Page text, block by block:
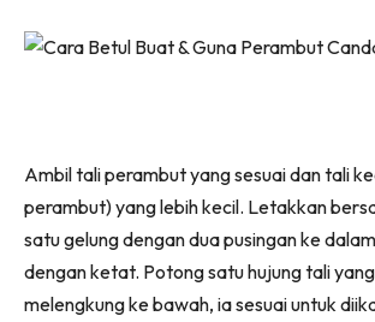
Ambil tali perambut yang sesuai dan tali
perambut) yang lebih kecil. Letakkan
satu gelung dengan dua pusingan ke
dengan ketat. Potong satu hujung tali
melengkung ke bawah, ia sesuai untuk